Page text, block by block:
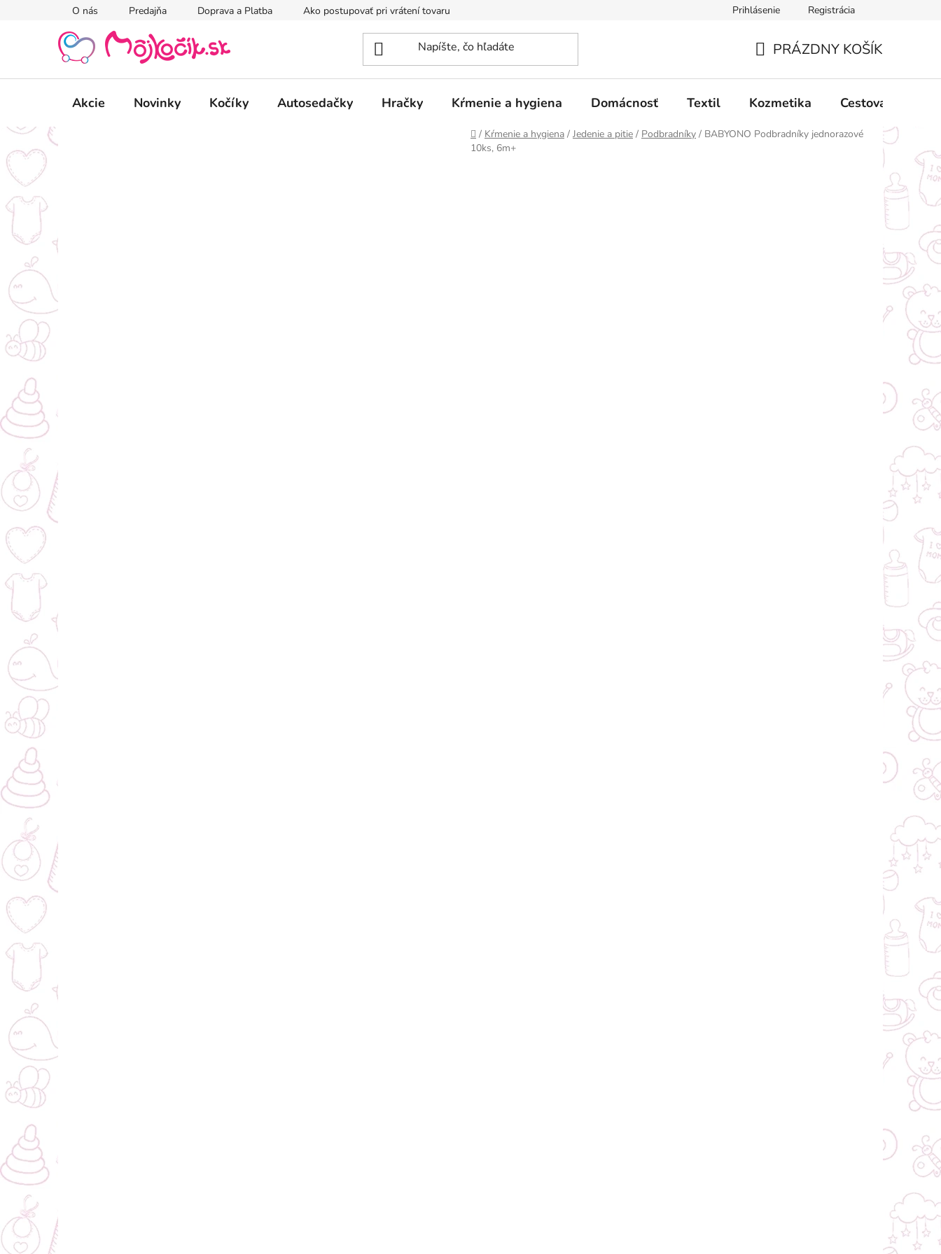
O nás Predajňa Doprava a Platba Ako postupovať pri vrátení tovaru Obchodné podmienky Podmienky ochrany
Prihlásenie Registrácia
KOŠÍK
PRÁZDNY KOŠÍK
Akcie Novinky Kočíky Autosedačky Hračky Kŕmenie a hygiena Domácnosť Textil Kozmetika Cestovanie
Domov
/ Kŕmenie a hygiena / Jedenie a pitie / Podbradníky / BABYONO Podbradníky jednorazové
10ks, 6m+